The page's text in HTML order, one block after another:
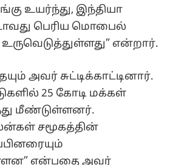
உயர்ந்து, இந்தியா
பெரிய மொபைல்
என்றார்.
அவர் சுட்டிக்காட்டினார்.
25 கோடி மக்கள்
மீண்டுள்ளனர்.
சமூகத்தின்
என்பதை அவர்